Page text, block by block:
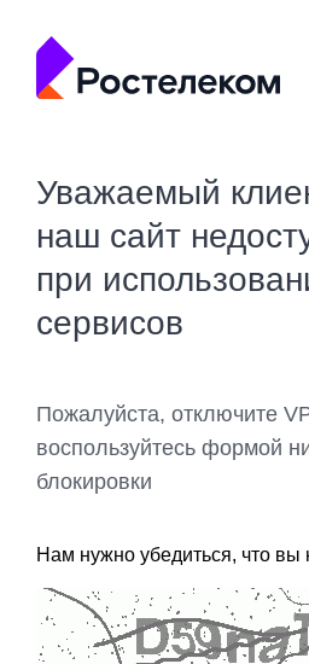
Уважаемый
наш сайт
при
сервисов
Пожалуйста, отключите
воспользуйтесь формой
блокировки
Нам нужно убедиться, что вы